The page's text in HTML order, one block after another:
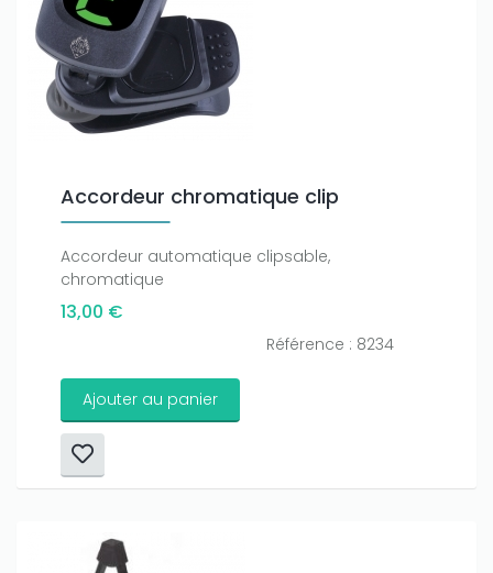
Accordeur chromatique clip
Accordeur automatique clipsable,
chromatique
13,00 €
Référence : 8234
Ajouter au panier